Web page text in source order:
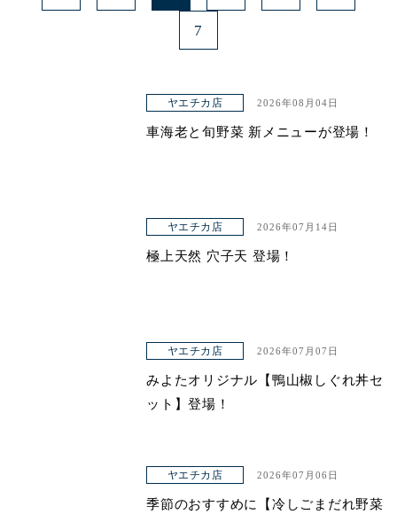
7
ヤエチカ店 2026年08月04日
車海老と旬野菜 新メニューが登場！
ヤエチカ店 2026年07月14日
極上天然 穴子天 登場！
ヤエチカ店 2026年07月07日
みよたオリジナル【鴨山椒しぐれ丼セ
ット】登場！
ヤエチカ店 2026年07月06日
季節のおすすめに【冷しごまだれ野菜